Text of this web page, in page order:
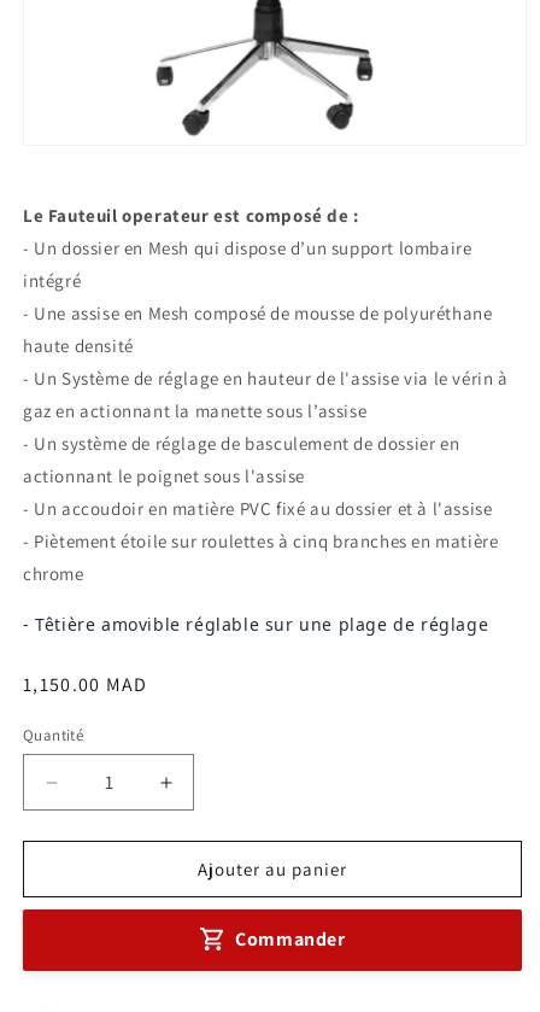
1
dans
une
fenêtre
modale
Le Fauteuil operateur est composé de :
- Un dossier en Mesh qui dispose d’un support lombaire
intégré
- Une assise en Mesh composé de mousse de polyuréthane
haute densité
- Un Système de réglage en hauteur de l'assise via le vérin à
gaz en actionnant la manette sous l’assise
- Un système de réglage de basculement de dossier en
actionnant le poignet sous l'assise
- Un accoudoir en matière PVC fixé au dossier et à l'assise
- Piètement étoile sur roulettes à cinq branches en matière
chrome
- Têtière amovible réglable sur une plage de réglage
Prix
1,150.00 MAD
Quantité
Réduire
la
quantité
Fauteuil
Réf
Augmenter
la
quantité
Fauteuil
SONA
Réf
Ajouter au panier
Commander